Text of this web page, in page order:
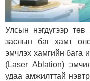
Улсын нэгдүгээр
заслын баг хамт
эмчлэх хамгийн бага
(Laser Ablation)
удаа амжилттай